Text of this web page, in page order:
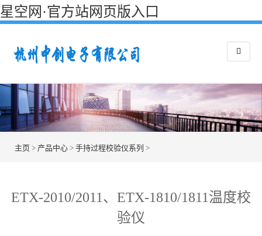
星空网·官方站网页版入口
主页 > 产品中心 > 手持过程校验仪系列 >
ETX-2010/2011、ETX-1810/1811温度校
验仪